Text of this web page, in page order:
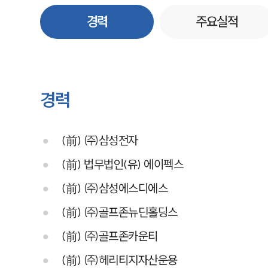
경력 주요실적
경력
(前) ㈜삼성전자
(前) 법무법인(유) 에이펙스
(前) ㈜삼성에스디에스
(前) ㈜골프존뉴딘홀딩스
(前) ㈜골프존카운티
(前) ㈜헤리티지자산운용